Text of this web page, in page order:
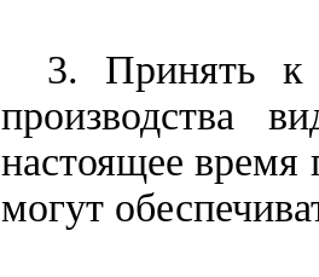
3. Принять к
производства
настоящее время
могут